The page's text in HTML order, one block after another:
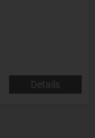
Details